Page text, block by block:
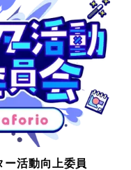
ー活動向上委員